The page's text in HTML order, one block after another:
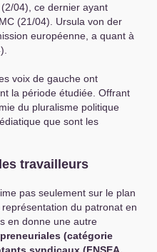
04), ce dernier ayant
(21/04). Ursula von der
européenne, a quant à
voix de gauche ont
la période étudiée. Offrant
du pluralisme politique
que sont les
travailleurs
pas seulement sur le plan
du patronat en
en donne une autre
(catégorie
syndicaux (FNSEA,